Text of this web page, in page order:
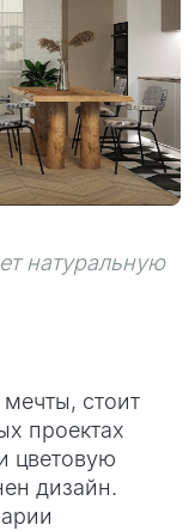
натуральную
стоит
проектах
цветовую
дизайн.